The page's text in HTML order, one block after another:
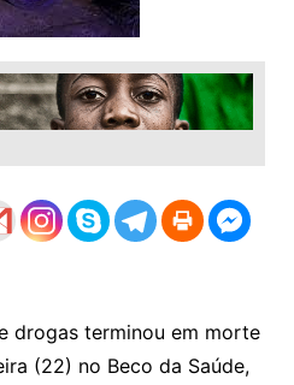
drogas terminou em morte
(22) no Beco da Saúde,